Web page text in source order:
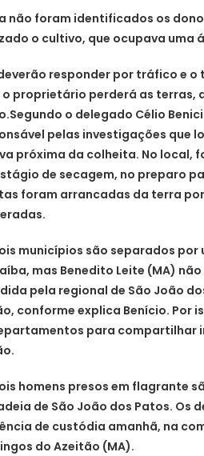
não foram identificados os
o cultivo, que ocupava uma
responder por tráfico e
o proprietário perderá as terras,
o delegado Célio
pelas investigações que
próxima da colheita. No local,
de secagem, no preparo
foram arrancadas da terra
municípios são separados por
mas Benedito Leite (MA)
pela regional de São João
conforme explica Benício. Por
para compartilhar
homens presos em flagrante
de São João dos Patos. Os
de custódia amanhã, na
do Azeitão (MA).